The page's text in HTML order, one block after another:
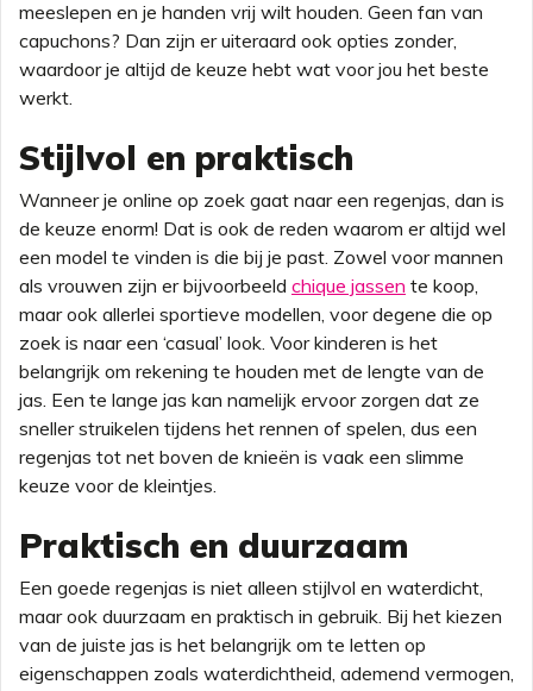
meeslepen en je handen vrij wilt houden. Geen fan van
capuchons? Dan zijn er uiteraard ook opties zonder,
waardoor je altijd de keuze hebt wat voor jou het beste
werkt.
Stijlvol en praktisch
Wanneer je online op zoek gaat naar een regenjas, dan is
de keuze enorm! Dat is ook de reden waarom er altijd wel
een model te vinden is die bij je past. Zowel voor mannen
als vrouwen zijn er bijvoorbeeld chique jassen te koop,
maar ook allerlei sportieve modellen, voor degene die op
zoek is naar een ‘casual’ look. Voor kinderen is het
belangrijk om rekening te houden met de lengte van de
jas. Een te lange jas kan namelijk ervoor zorgen dat ze
sneller struikelen tijdens het rennen of spelen, dus een
regenjas tot net boven de knieën is vaak een slimme
keuze voor de kleintjes.
Praktisch en duurzaam
Een goede regenjas is niet alleen stijlvol en waterdicht,
maar ook duurzaam en praktisch in gebruik. Bij het kiezen
van de juiste jas is het belangrijk om te letten op
eigenschappen zoals waterdichtheid, ademend vermogen,